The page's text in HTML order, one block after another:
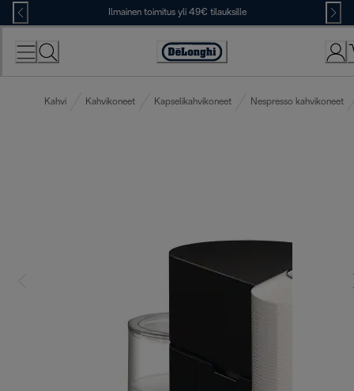
Skip
to
Content
Ilmainen toimitus yli 49€ tilauksille
Accessibility
Kahvi Kahvikoneet Kapselikahvikoneet Nespresso kahvikoneet